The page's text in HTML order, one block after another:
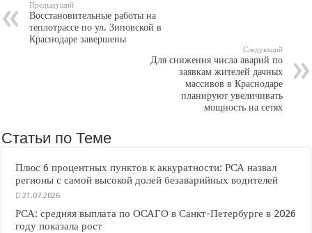
Предыдущий
Восстановительные работы на
теплотрассе по ул. Зиповской в
Краснодаре завершены
Следующий
Для снижения числа аварий по
заявкам жителей дачных
массивов в Краснодаре
планируют увеличивать
мощность на сетях
Статьи по Теме
Плюс 6 процентных пунктов к аккуратности: РСА назвал
регионы с самой высокой долей безаварийных водителей
21.07.2026
РСА: средняя выплата по ОСАГО в Санкт-Петербурге в 2026
году показала рост